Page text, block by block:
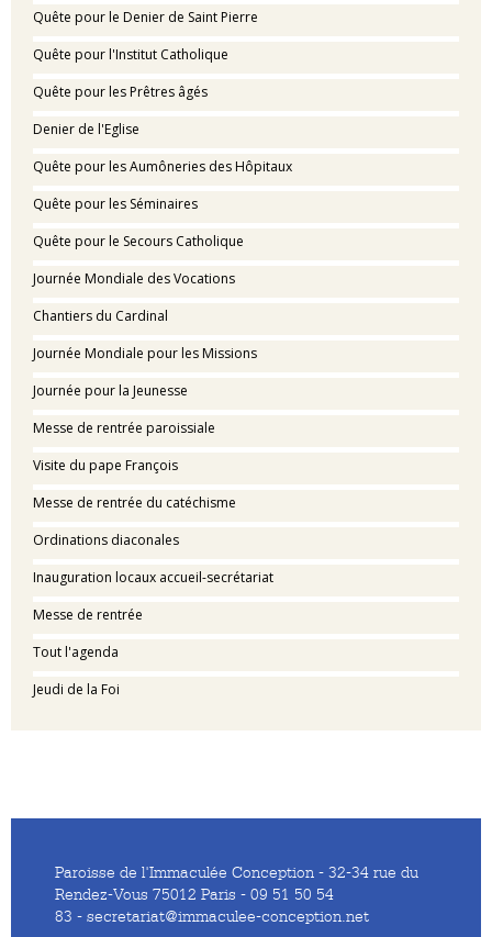
Quête pour le Denier de Saint Pierre
Quête pour l'Institut Catholique
Quête pour les Prêtres âgés
Denier de l'Eglise
Quête pour les Aumôneries des Hôpitaux
Quête pour les Séminaires
Quête pour le Secours Catholique
Journée Mondiale des Vocations
Chantiers du Cardinal
Journée Mondiale pour les Missions
Journée pour la Jeunesse
Messe de rentrée paroissiale
Visite du pape François
Messe de rentrée du catéchisme
Ordinations diaconales
Inauguration locaux accueil-secrétariat
Messe de rentrée
Tout l'agenda
Jeudi de la Foi
Paroisse de l'Immaculée Conception - 32-34 rue du
Rendez-Vous 75012 Paris - 09 51 50 54
83 - secretariat@immaculee-conception.net